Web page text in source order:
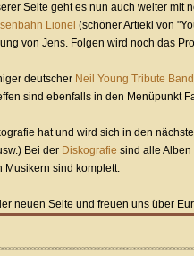
Seite geht es nun auch weiter mit
Lionel (schöner Artiekl von
von Jens. Folgen wird noch das
deutscher Neil Young Tribute
sind ebenfalls in den Menüpunkt
hat und wird sich in den
Bei der Diskografie sind alle Alben
sind komplett.
neuen Seite und freuen uns über